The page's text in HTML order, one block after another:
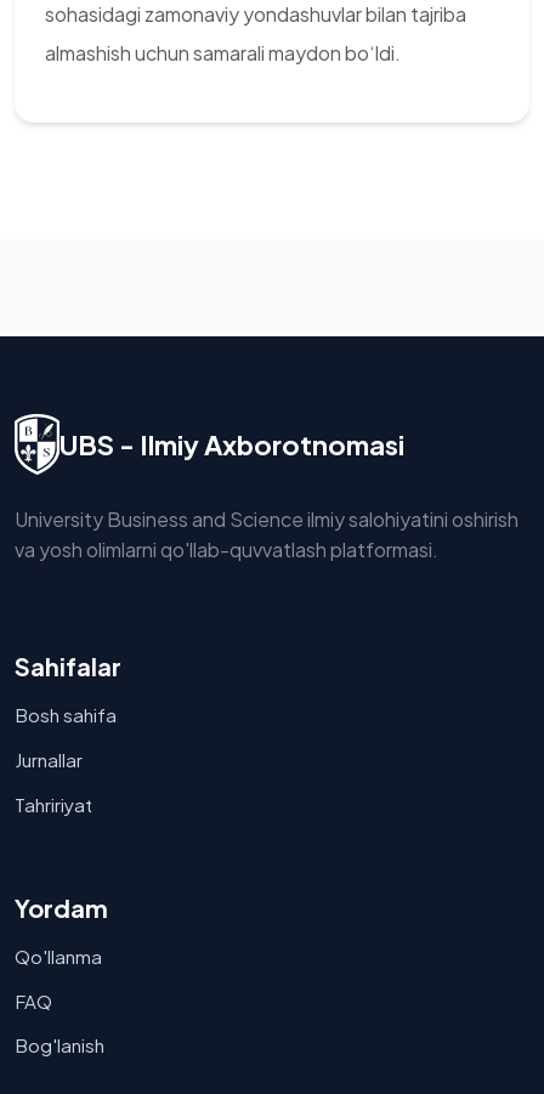
sohasidagi zamonaviy yondashuvlar bilan tajriba
almashish uchun samarali maydon bo‘ldi.
UBS - Ilmiy Axborotnomasi
University Business and Science ilmiy salohiyatini oshirish
va yosh olimlarni qo'llab-quvvatlash platformasi.
Sahifalar
Bosh sahifa
Jurnallar
Tahririyat
Yordam
Qo'llanma
FAQ
Bog'lanish